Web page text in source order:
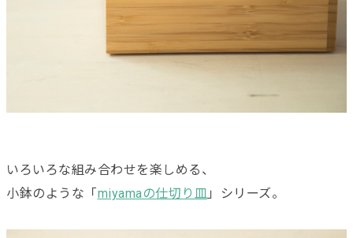
いろいろな組み合わせを楽しめる、
小鉢のような「miyamaの仕切り皿 」シリーズ。